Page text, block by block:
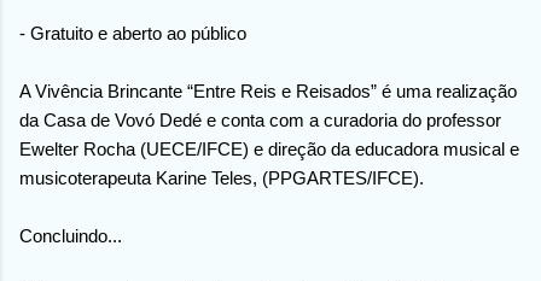
- Gratuito e aberto ao público
A Vivência Brincante “Entre Reis e Reisados” é uma realização
da Casa de Vovó Dedé e conta com a curadoria do professor
Ewelter Rocha (UECE/IFCE) e direção da educadora musical e
musicoterapeuta Karine Teles, (PPGARTES/IFCE).
Concluindo...